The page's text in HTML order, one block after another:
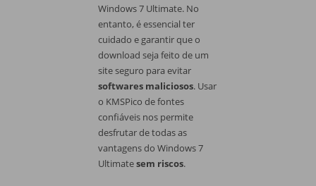
Windows 7 Ultimate. No
entanto, é essencial ter
cuidado e garantir que o
download seja feito de um
site seguro para evitar
softwares maliciosos. Usar
o KMSPico de fontes
confiáveis nos permite
desfrutar de todas as
vantagens do Windows 7
Ultimatesem riscos.